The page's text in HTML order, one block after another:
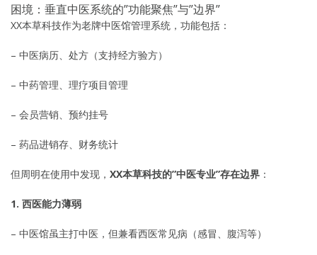
困境：垂直中医系统的”功能聚焦”与”边界”
XX本草科技作为老牌中医馆管理系统，功能包括：
– 中医病历、处方（支持经方验方）
– 中药管理、理疗项目管理
– 会员营销、预约挂号
– 药品进销存、财务统计
但周明在使用中发现， XX本草科技的”中医专业”存在边界 ：
1. 西医能力薄弱
– 中医馆虽主打中医，但兼看西医常见病（感冒、腹泻等）